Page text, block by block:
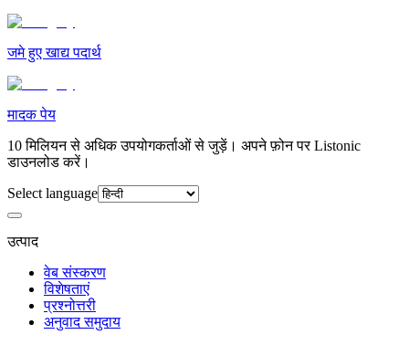
जमे हुए खाद्य पदार्थ
मादक पेय
10 मिलियन से अधिक उपयोगकर्ताओं से जुड़ें। अपने फ़ोन पर Listonic
डाउनलोड करें।
Select language
उत्पाद
वेब संस्करण
विशेषताएं
प्रश्नोत्तरी
अनुवाद समुदाय